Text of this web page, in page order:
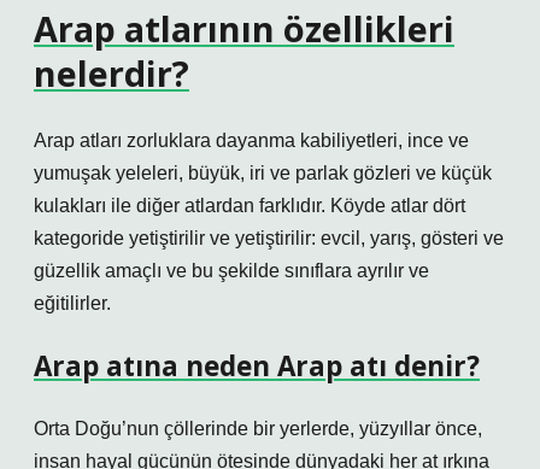
Arap atlarının özellikleri
nelerdir?
Arap atları zorluklara dayanma kabiliyetleri, ince ve
yumuşak yeleleri, büyük, iri ve parlak gözleri ve küçük
kulakları ile diğer atlardan farklıdır. Köyde atlar dört
kategoride yetiştirilir ve yetiştirilir: evcil, yarış, gösteri ve
güzellik amaçlı ve bu şekilde sınıflara ayrılır ve
eğitilirler.
Arap atına neden Arap atı denir?
Orta Doğu’nun çöllerinde bir yerlerde, yüzyıllar önce,
insan hayal gücünün ötesinde dünyadaki her at ırkına